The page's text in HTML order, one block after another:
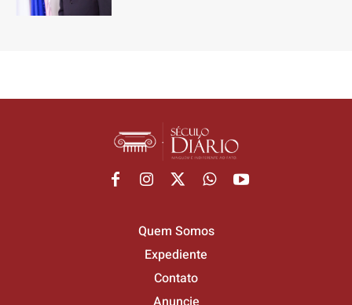
Quem Somos
Expediente
Contato